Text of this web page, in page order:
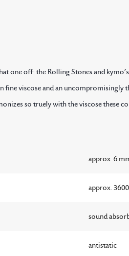
one off: the Rolling Stones and
viscose and an uncompromisingly
so truely with the viscose these
approx. 6
approx.
sound
antistatic